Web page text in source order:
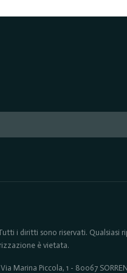
i diritti sono riservati. Qualsiasi
è vietata.
Marina Piccola, 1 - 80067